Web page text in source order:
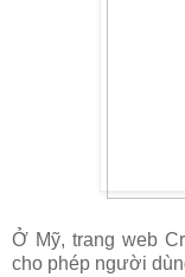
Ở Mỹ, trang web
cho phép người